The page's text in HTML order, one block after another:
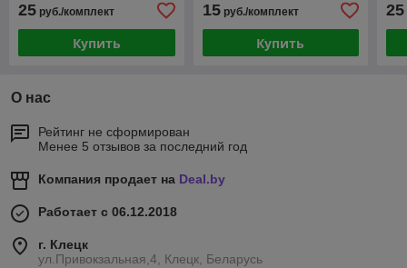
25 руб./комплект
Купить
15руб./комплект
Купить
25
О нас
Рейтинг не сформирован
Менее 5 отзывов за последний год
Компания продает на Deal.by
Работает с 06.12.2018
г. Клецк
ул.Привокзальная,4, Клецк, Беларусь